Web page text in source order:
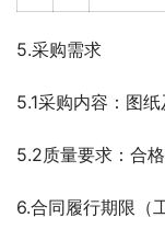
5.采购需求
5.1采购内容：图
5.2质量要求：合格
6.合同履行期限（